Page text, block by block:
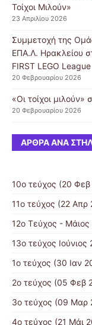
Τοίχοι Μιλούν»
23 Απριλίου 2026
Συμμετοχή της
ΕΠΑ.Λ. Ηρακλείου
FIRST LEGO League
20 Φεβρουαρίου 2026
«Οι τοίχοι
20 Φεβρουαρίου 2026
ΆΡΘΡΑ ΑΝΆ
10ο τεύχος (20 Φεβ
11ο τεύχος (22 Απρ
12o Τεύχος - Μάιος
13o τεύχος Ιούνιος
1ο τεύχος (30 Ιαν
2ο τεύχος (05 Φεβ
3ο τεύχος (09 Μαρ
4ο τεύχος (21 Μάι